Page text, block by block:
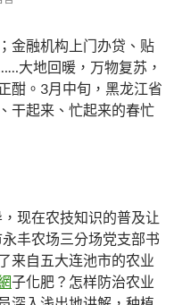
金融机构上门办贷、贴
大地回暖，万物复苏，
酣。3月中旬，黑龙江省
干起来、忙起来的春忙
现在农技知识的普及让
丰农场三分场党支部书
来自五大连池市的农业
子化肥？怎样防治农业